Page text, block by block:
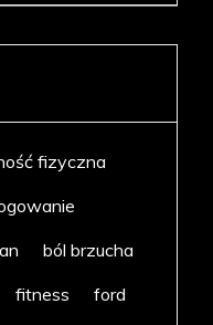
fizyczna
ból brzucha
fitness
ford